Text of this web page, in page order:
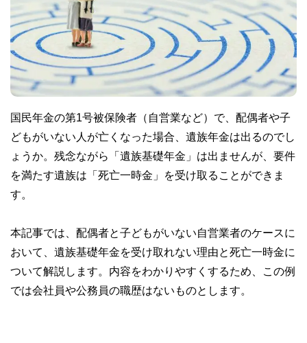
国民年金の第1号被保険者（自営業など）で、配偶者や子
どもがいない人が亡くなった場合、遺族年金は出るのでし
ょうか。残念ながら「遺族基礎年金」は出ませんが、要件
を満たす遺族は「死亡一時金」を受け取ることができま
す。
本記事では、配偶者と子どもがいない自営業者のケースに
おいて、遺族基礎年金を受け取れない理由と死亡一時金に
ついて解説します。内容をわかりやすくするため、この例
では会社員や公務員の職歴はないものとします。